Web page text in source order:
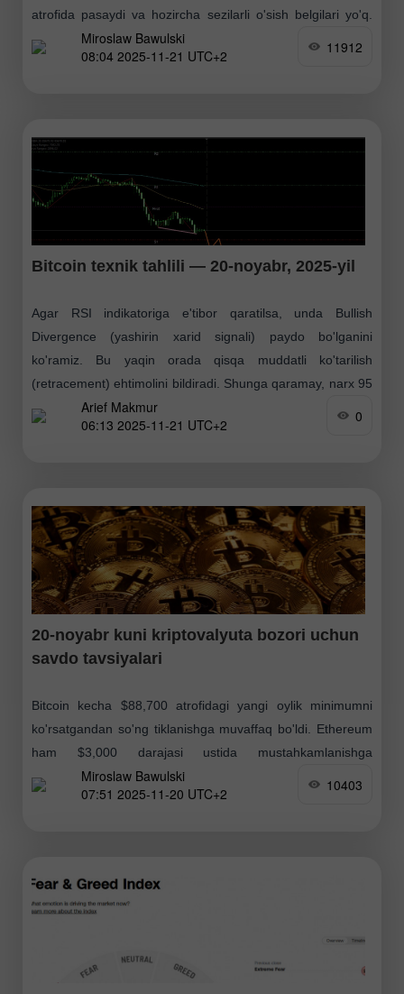
atrofida pasaydi va hozircha sezilarli o'sish belgilari yo'q.
Ayni paytda AQSh fond bozoridagi faol
Miroslaw Bawulski
08:04 2025-11-21 UTC+2
11912
Bitcoin texnik tahlili — 20-noyabr, 2025-yil
Agar RSI indikatoriga e'tibor qaratilsa, unda Bullish
Divergence (yashirin xarid signali) paydo bo'lganini
ko'ramiz. Bu yaqin orada qisqa muddatli ko'tarilish
(retracement) ehtimolini bildiradi. Shunga qaramay, narx 95
910.87 darajasidan yuqoriga
Arief Makmur
06:13 2025-11-21 UTC+2
0
20-noyabr kuni kriptovalyuta bozori uchun
savdo tavsiyalari
Bitcoin kecha $88,700 atrofidagi yangi oylik minimumni
ko'rsatgandan so'ng tiklanishga muvaffaq bo'ldi. Ethereum
ham $3,000 darajasi ustida mustahkamlanishga
urinmoqda. AQSh fond bozori keskin o'sgach, kriptovalyuta
bozori ham shu yo'nalishda harakat
Miroslaw Bawulski
07:51 2025-11-20 UTC+2
10403